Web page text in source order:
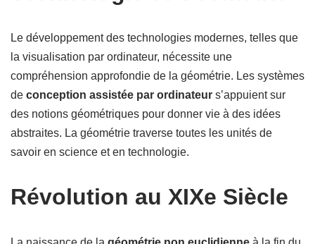
Le développement des technologies modernes, telles que
la visualisation par ordinateur, nécessite une
compréhension approfondie de la géométrie. Les systèmes
de conception assistée par ordinateur s’appuient sur
des notions géométriques pour donner vie à des idées
abstraites. La géométrie traverse toutes les unités de
savoir en science et en technologie.
Révolution au XIXe Siècle